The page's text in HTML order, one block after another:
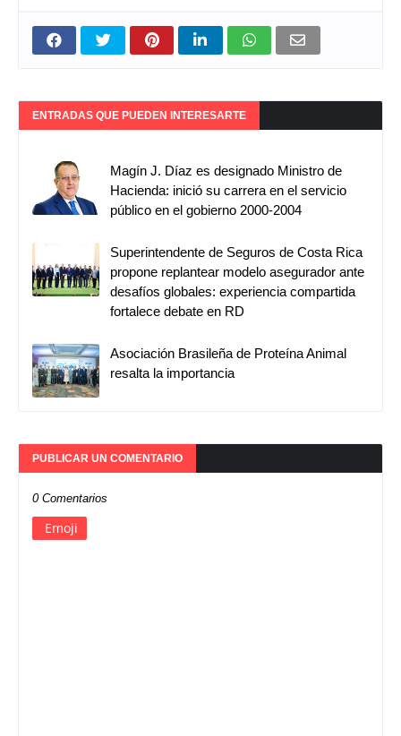
ENTRADAS QUE PUEDEN INTERESARTE
Magín J. Díaz es designado Ministro de
Hacienda: inició su carrera en el servicio
público en el gobierno 2000-2004
Superintendente de Seguros de Costa Rica
propone replantear modelo asegurador ante
desafíos globales: experiencia compartida
fortalece debate en RD
Asociación Brasileña de Proteína Animal
resalta la importancia
PUBLICAR UN COMENTARIO
0 Comentarios
Emoji